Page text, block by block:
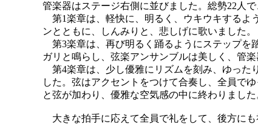
管楽器はステージ右側に並びました。総勢22人
第1楽章は、軽快に、明るく、ウキウキするよ
ンとともに、しんみりと、悲しげに歌いました。
第3楽章は、再び明るく踊るようにステップを
ガリと鳴らし、弦楽アンサンブルは美しく、管楽
第4楽章は、少し優雅にリズムを刻み、ゆった
した。弦はアクセントをつけて合奏し、全員で
と弦が加わり、優雅な空気感の中に終わりました
大きな拍手に応えて全員で礼をして、後方に